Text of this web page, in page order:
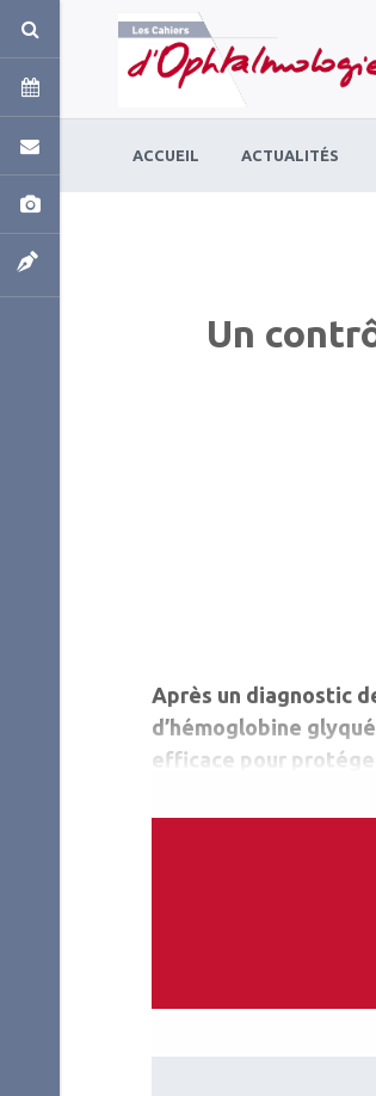
ACCUEIL ACTUALITÉS
Un
Après un diagnostic
d’hémoglobine
efficace pour
terme de
Panneau de gestion des cookies